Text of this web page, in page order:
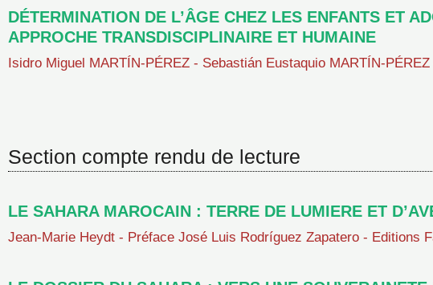
DÉTERMINATION DE L’ÂGE CHEZ LES ENFANTS ET
APPROCHE TRANSDISCIPLINAIRE ET HUMAINE
Isidro Miguel MARTÍN-PÉREZ - Sebastián Eustaquio MARTÍN-
Section compte rendu de lecture
LE SAHARA MAROCAIN : TERRE DE LUMIERE ET
Jean-Marie Heydt - Préface José Luis Rodríguez Zapatero - Editions